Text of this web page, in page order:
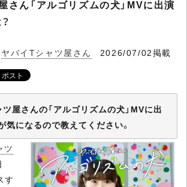
さん「アルゴリズムの犬」MVに出演
ヤバイTシャツ屋さん 2026/07/02掲載
屋さんの「アルゴリズムの犬」MVに出
気になるので教えてください。
ツ
す